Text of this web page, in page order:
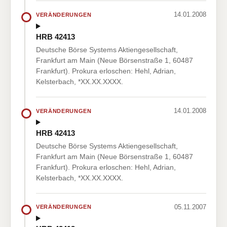
VERÄNDERUNGEN 14.01.2008
HRB 42413
Deutsche Börse Systems Aktiengesellschaft,
Frankfurt am Main (Neue Börsenstraße 1, 60487
Frankfurt). Prokura erloschen: Hehl, Adrian,
Kelsterbach, *XX.XX.XXXX.
VERÄNDERUNGEN 14.01.2008
HRB 42413
Deutsche Börse Systems Aktiengesellschaft,
Frankfurt am Main (Neue Börsenstraße 1, 60487
Frankfurt). Prokura erloschen: Hehl, Adrian,
Kelsterbach, *XX.XX.XXXX.
VERÄNDERUNGEN 05.11.2007